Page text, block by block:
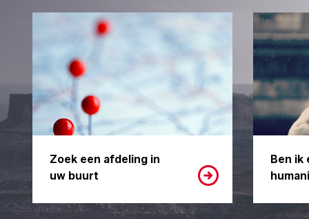
Zoek een afdeling in
uw buurt
Ben ik